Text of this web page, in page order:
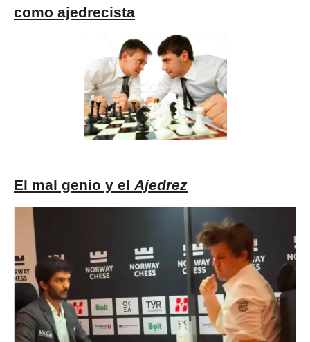
como ajedrecista
El mal genio y elAjedrez